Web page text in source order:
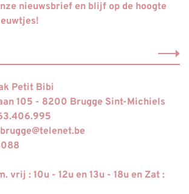
nieuwsbrief en blijf op de hoogte
Petit Bibi
105 - 8200 Brugge Sint-Michiels
vrij : 10u - 12u en 13u - 18u en Zat :